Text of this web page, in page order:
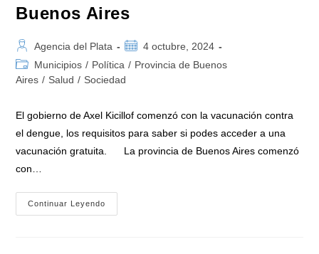
Buenos Aires
Autor
de
la
Agencia del Plata
Publicación
de
la
4 octubre, 2024
Categoría
de
Municipios / Política / Provincia de Buenos
Aires / Salud / Sociedad
El gobierno de Axel Kicillof comenzó con la vacunación contra
el dengue, los requisitos para saber si podes acceder a una
vacunación gratuita. La provincia de Buenos Aires comenzó
con…
Continuar Leyendo
La